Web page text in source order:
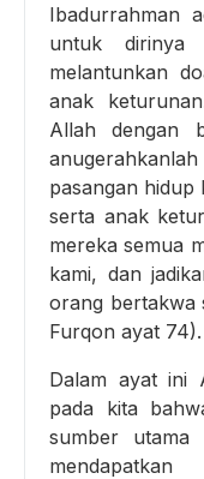
Ibadurrahman
untuk dirinya
melantunkan
anak
Allah dengan
pasangan hidup
serta anak
mereka semua
kami, dan
orang bertakwa
Furqon ayat 74).
Dalam ayat ini
pada kita
sumber utama